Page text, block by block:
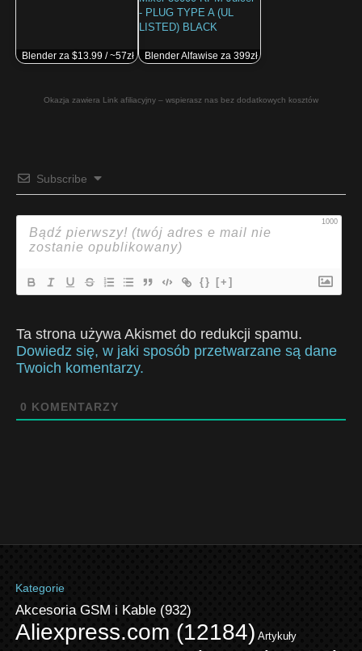
Blender za $13.99 / ~57zł Blender Alfawise za 399zł
Okazja zawiera Link afiliacyjny – wspierasz nas bez dodatkowych kosztów
Subscribe
1000
{} [+]
Ta strona używa Akismet do redukcji spamu.
Dowiedz się, w jaki sposób przetwarzane są dane
Twoich komentarzy.
0 KOMENTARZY
Kategorie
Akcesoria GSM i Kable(932)
Aliexpress.com (12184) Artykuły